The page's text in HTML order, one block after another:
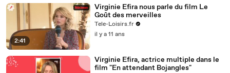
2:41
Virginie Efira nous parle du film Le
Goût des merveilles
Tele-Loisirs.fr
il y a 11 ans
Virginie Efira, actrice multiple dans le
film "En attendant Bojangles"